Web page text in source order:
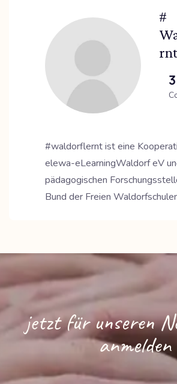
#
Rnt
3
#waldorflernt ist eine
elewa-eLearningWaldorf eV
pädagogischen
Bund der Freien
jetzt für unseren
anmelden